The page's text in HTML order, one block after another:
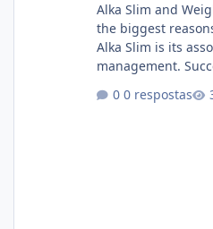
Alka Slim and
the biggest
Alka Slim is its
management.
consistency rather
0 respostas